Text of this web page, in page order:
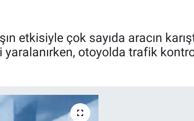
etkisiyle çok sayıda aracın
otoyolda trafik